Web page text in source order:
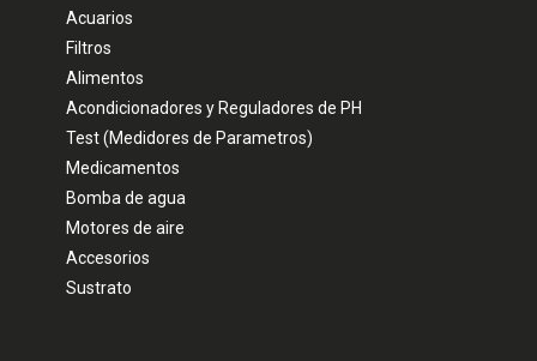
Acuarios
Filtros
Alimentos
Acondicionadores y Reguladores de PH
Test (Medidores de Parametros)
Medicamentos
Bomba de agua
Motores de aire
Accesorios
Sustrato